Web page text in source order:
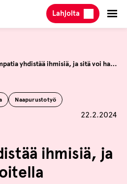
Lahjoita
Artikkeli: Empatia yhdistää ihmisiä, ja sitä voi harjoitella
Naapurustotyö
Julkaistu
22.2.2024
ihmisiä, ja